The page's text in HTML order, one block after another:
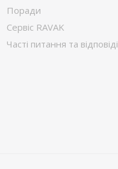
Поради
Сервіс RAVAK
Часті питання та відповіді